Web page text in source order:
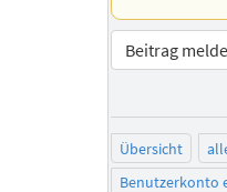
Beitrag
Übersicht
Benutzerkonto